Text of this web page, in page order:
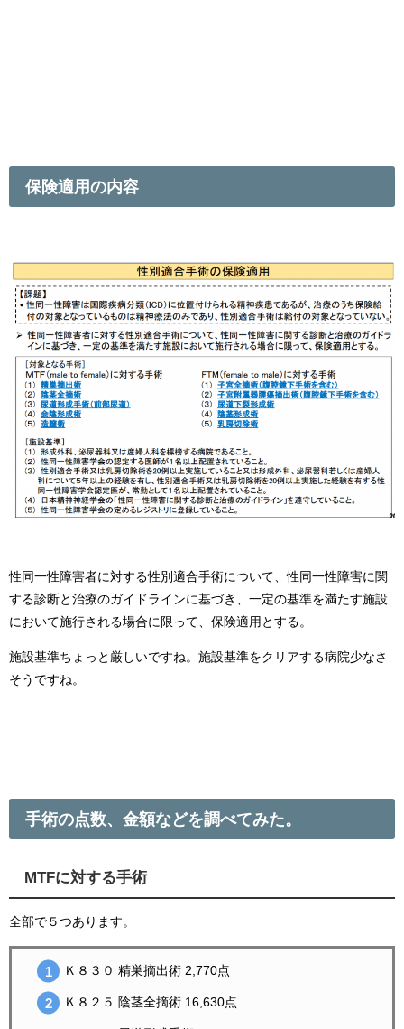
保険適用の内容
性同一性障害者に対する性別適合手術について、性同一性障害に関
する診断と治療のガイドラインに基づき、一定の基準を満たす施設
において施行される場合に限って、保険適用とする。
施設基準ちょっと厳しいですね。施設基準をクリアする病院少なさ
そうですね。
手術の点数、金額などを調べてみた。
MTFに対する手術
全部で５つあります。
Ｋ８３０ 精巣摘出術 2,770点
Ｋ８２５ 陰茎全摘術 16,630点